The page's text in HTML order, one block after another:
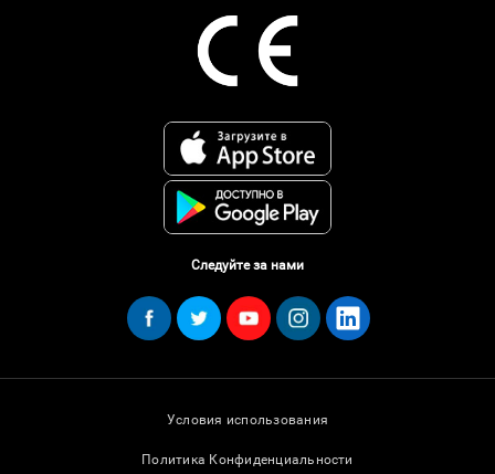
Следуйте за нами
Условия использования
Политика Конфиденциальности